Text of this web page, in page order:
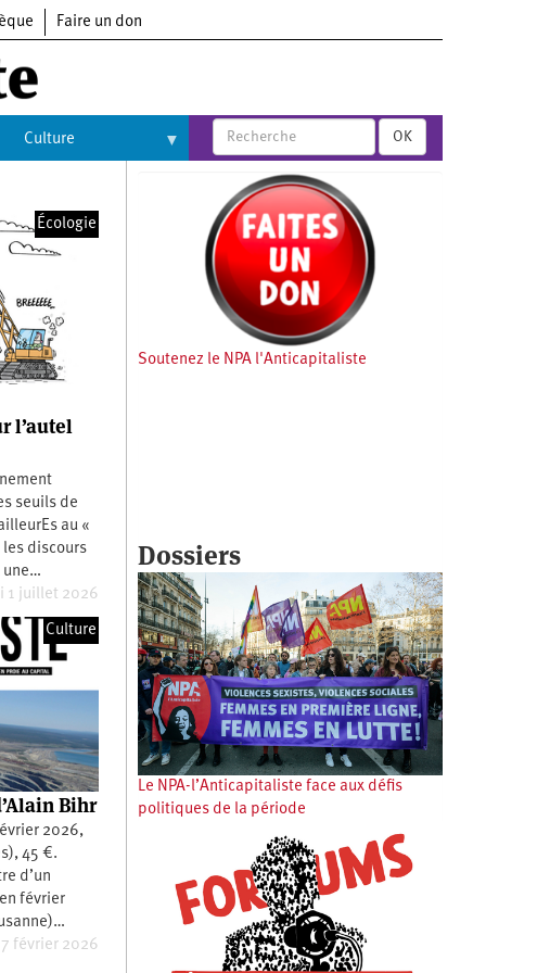
Faire un don
Culture OK
Écologie
l’autel
seuils de
au «
les discours
une…
1 juillet 2026
Culture
Bihr
2026,
45 €.
d’un
février
février 2026
Soutenez le NPA l'Anticapitaliste
Dossiers
Le NPA-l’Anticapitaliste face aux défis
politiques de la période